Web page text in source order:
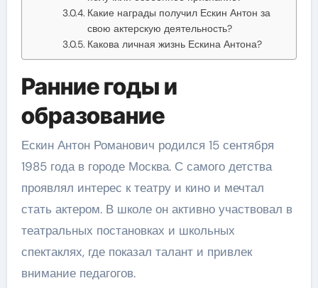
Какие награды получил Ескин Антон за
свою актерскую деятельность?
Какова личная жизнь Ескина Антона?
Ранние годы и
образование
Ескин Антон Романович родился 15 сентября
1985 года в городе Москва. С самого детства
проявлял интерес к театру и кино и мечтал
стать актером. В школе он активно участвовал в
театральных постановках и школьных
спектаклях, где показал талант и привлек
внимание педагогов.